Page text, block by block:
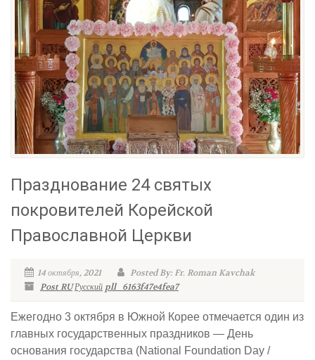
Празднование 24 святых
покровителей Корейской
Православной Церкви
14 октября, 2021
Posted By: Fr. Roman Kavchak
Post RUРусский pll_6163f47e4fea7
Ежегодно 3 октября в Южной Корее отмечается один из
главных государственных праздников — День
основания государства (National Foundation Day /